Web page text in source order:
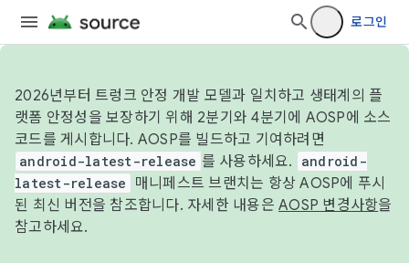
로그인
2026년부터 트렁크 안정 개발 모델과 일치하고 생태계의 플
랫폼 안정성을 보장하기 위해 2분기와 4분기에 AOSP에 소스
코드를 게시합니다. AOSP를 빌드하고 기여하려면
android-latest-release 를 사용하세요.
android-
latest-release
매니페스트 브랜치는 항상 AOSP에 푸시
된 최신 버전을 참조합니다. 자세한 내용은 AOSP 변경사항을
참고하세요.